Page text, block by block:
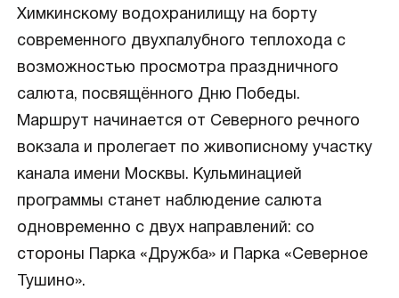
Химкинскому водохранилищу на борту
современного двухпалубного теплохода с
возможностью просмотра праздничного
салюта, посвящённого Дню Победы.
Маршрут начинается от Северного речного
вокзала и пролегает по живописному участку
канала имени Москвы. Кульминацией
программы станет наблюдение салюта
одновременно с двух направлений: со
стороны Парка «Дружба» и Парка «Северное
Тушино».